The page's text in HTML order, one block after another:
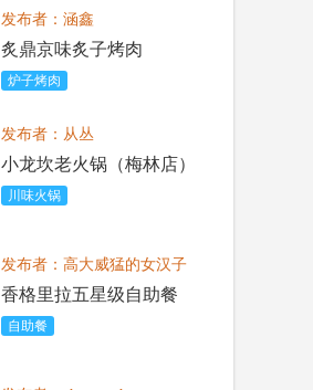
发布者：涵鑫
炙鼎京味炙子烤肉
炉子烤肉
发布者：从丛
小龙坎老火锅（梅林店）
川味火锅
发布者：高大威猛的女汉子
香格里拉五星级自助餐
自助餐